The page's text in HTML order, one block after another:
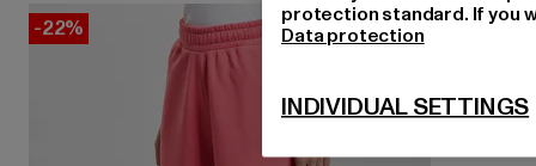
-22%
protection standard. If you
Data protection
INDIVIDUAL SETTINGS